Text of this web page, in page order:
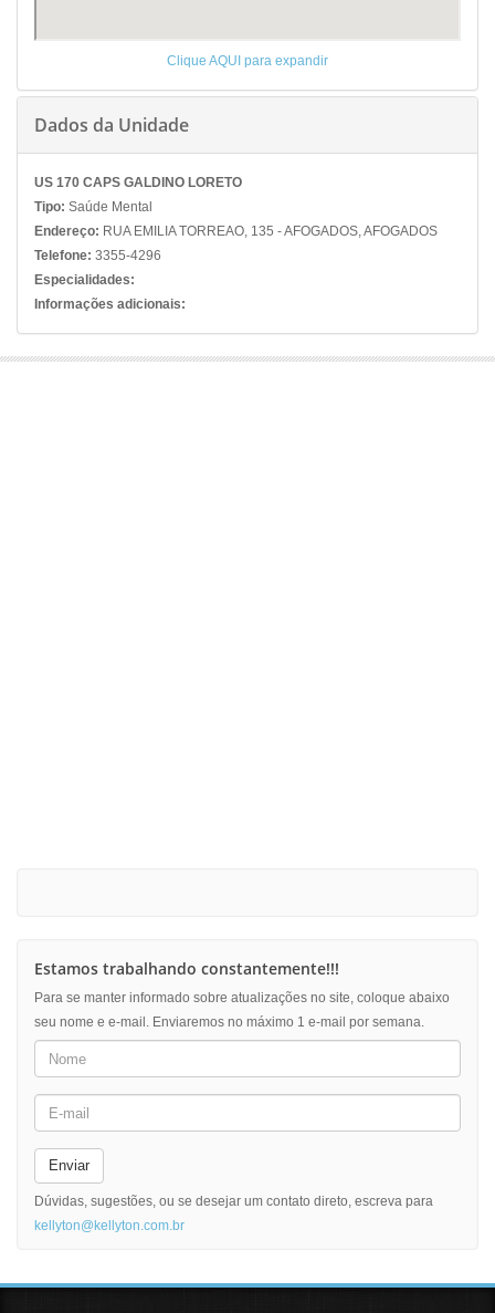
Clique AQUI para expandir
Dados da Unidade
US 170 CAPS GALDINO LORETO
Tipo: Saúde Mental
Endereço: RUA EMILIA TORREAO, 135 - AFOGADOS, AFOGADOS
Telefone: 3355-4296
Especialidades:
Informações adicionais:
Estamos trabalhando constantemente!!!
Para se manter informado sobre atualizações no site, coloque abaixo
seu nome e e-mail. Enviaremos no máximo 1 e-mail por semana.
Enviar
Dúvidas, sugestões, ou se desejar um contato direto, escreva para
kellyton@kellyton.com.br